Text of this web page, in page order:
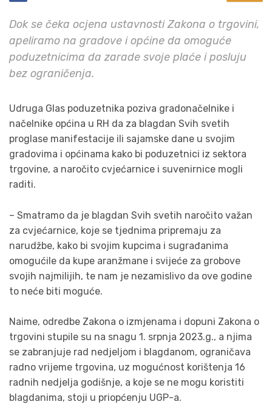
Dok se čeka ocjena ustavnosti Zakona o trgovini,
apeliramo na gradove i općine da omoguće
poduzetnicima da zarade svoje plaće i posluju
bez ograničenja.
Udruga Glas poduzetnika poziva gradonačelnike i
načelnike općina u RH da za blagdan Svih svetih
proglase manifestacije ili sajamske dane u svojim
gradovima i općinama kako bi poduzetnici iz sektora
trgovine, a naročito cvjećarnice i suvenirnice mogli
raditi.
– Smatramo da je blagdan Svih svetih naročito važan
za cvjećarnice, koje se tjednima pripremaju za
narudžbe, kako bi svojim kupcima i sugrađanima
omogućile da kupe aranžmane i svijeće za grobove
svojih najmilijih, te nam je nezamislivo da ove godine
to neće biti moguće.
Naime, odredbe Zakona o izmjenama i dopuni Zakona o
trgovini stupile su na snagu 1. srpnja 2023.g., a njima
se zabranjuje rad nedjeljom i blagdanom, ograničava
radno vrijeme trgovina, uz mogućnost korištenja 16
radnih nedjelja godišnje, a koje se ne mogu koristiti
blagdanima, stoji u priopćenju UGP-a.